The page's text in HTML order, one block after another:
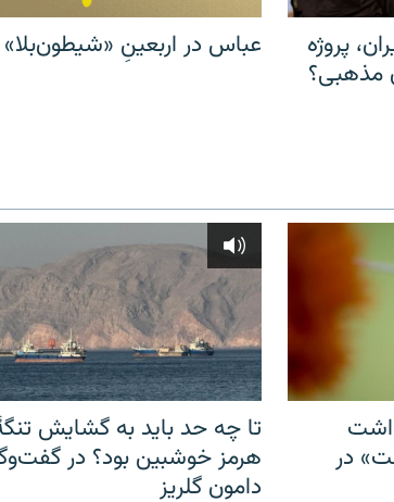
پروژه
مذهبی؟
عباس در اربعینِ «شیطون‌بلا»
در
تا چه حد باید به گشایش
هرمز خوشبین بود؟ در
دامون گلریز